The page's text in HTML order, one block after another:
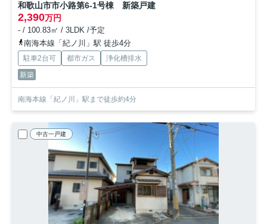
和歌山市市小路第6-1号棟 新築戸建
2,390万円
- / 100.83㎡ / 3LDK /予定
南海本線「紀ノ川」駅 徒歩4分
駐車2台可 都市ガス
浄化槽排水
新築
南海本線「紀ノ川」駅まで徒歩約4分
中古一戸建